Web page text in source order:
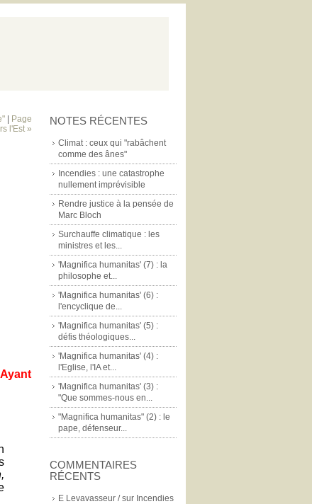
NOTES RÉCENTES
Climat : ceux qui "rabâchent
comme des ânes"
Incendies : une catastrophe
nullement imprévisible
Rendre justice à la pensée de
Marc Bloch
Surchauffe climatique : les
ministres et les...
'Magnifica humanitas' (7) : la
philosophe et...
'Magnifica humanitas' (6) :
l'encyclique de...
'Magnifica humanitas' (5) :
défis théologiques...
'Magnifica humanitas' (4) :
l'Eglise, l'IA et...
'Magnifica humanitas' (3) :
"Que sommes-nous en...
"Magnifica humanitas" (2) : le
pape, défenseur...
COMMENTAIRES
RÉCENTS
E Levavasseur /sur Incendies
Page
l'Est »